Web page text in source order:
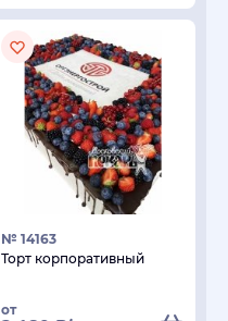
№ 14163
Торт корпоративный
от